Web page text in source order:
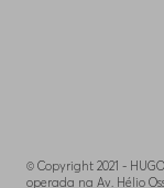
© Copyright 2021 -
operada na Av. Hélio